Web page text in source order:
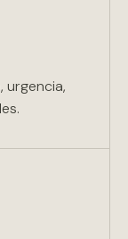
urgencia,